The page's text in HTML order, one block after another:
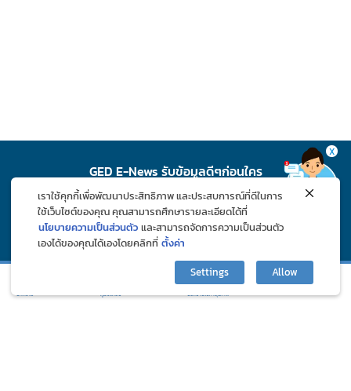
GED E-News รับข้อมูลดีๆก่อนใคร
บทความ ภูมิแพ้คลับ
X
เราใช้คุกกี้เพื่อพัฒนาประสิทธิภาพ และประสบการณ์ที่ดีในการ
ใช้เว็บไซต์ของคุณ คุณสามารถศึกษารายละเอียดได้ที่
นโยบายความเป็นส่วนตัว และสามารถจัดการความเป็นส่วนตัว
เองได้ของคุณได้เองโดยคลิกที่ ตั้งค่า
Settings
Allow